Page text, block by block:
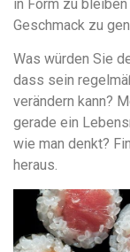
in Form zu
Geschmack zu
Was würden Sie
dass sein
verändern kann?
gerade ein
wie man denkt?
heraus.